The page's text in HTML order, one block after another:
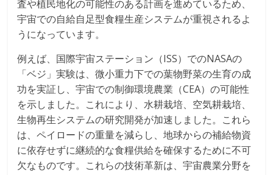
査や植民地化の可能性のある計画を進めているため、
宇宙での自給自足型食糧生産システムが重視されるよ
うになっています。
例えば、国際宇宙ステーション（ISS）でのNASAの
「ベジ」実験は、微小重力下での葉物野菜の生育の成
功を実証し、宇宙での制御環境農業（CEA）の可能性
を示しました。これにより、水耕栽培、空気耕栽培、
生物再生システムの研究開発が加速しました。これら
は、ペイロードの重量を減らし、地球からの補給物資
に依存せずに継続的な食糧供給を確保するために不可
欠なものです。これらの技術革新は、宇宙農業分野を